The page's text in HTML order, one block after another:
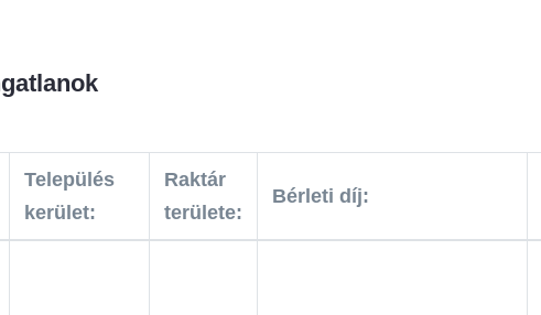
Település
kerület:
Raktár
területe:
Bérleti díj: